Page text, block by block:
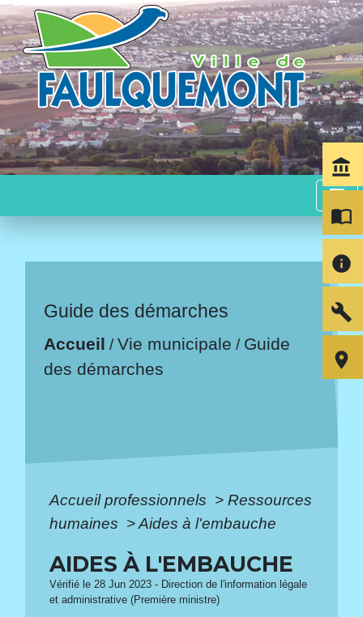
menu
Guide des démarches
Accueil /Vie municipale / Guide
des démarches
Accueil professionnels > Ressources
humaines >Aides à l'embauche
AIDES À L'EMBAUCHE
Vérifié le 28 Jun 2023 - Direction de l'information légale
et administrative (Première ministre)
account_balance
import_contacts
info
build
room